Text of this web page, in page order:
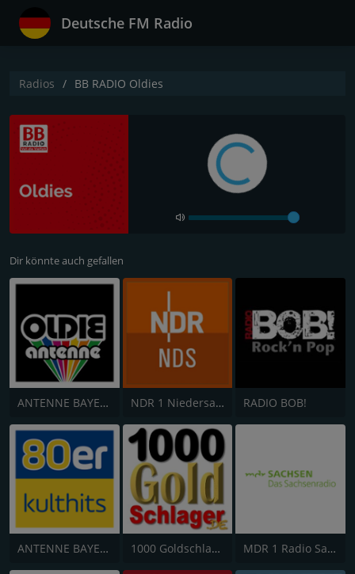
Deutsche FM Radio
Radios BB RADIO Oldies
Dir könnte auch gefallen
ANTENNE BAYERN Oldies but Goldies NDR 1 Niedersachsen RADIO BOB!
ANTENNE BAYERN 80er Kulthits 1000 Goldschlager MDR 1 Radio Sachsen